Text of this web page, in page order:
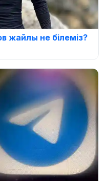
жайлы не білеміз?